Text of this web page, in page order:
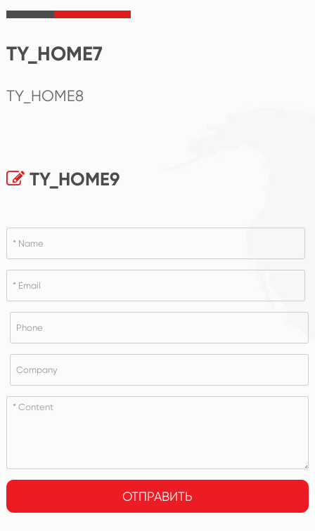
TY_HOME7
TY_HOME8
TY_HOME9
ОТПРАВИТЬ